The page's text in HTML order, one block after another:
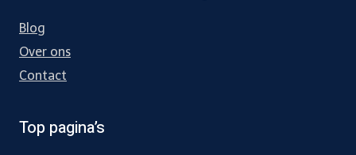
Blog
Over ons
Contact
Top pagina’s